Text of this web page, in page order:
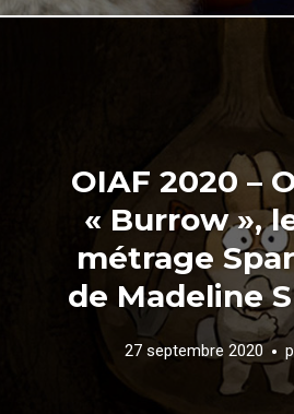
OIAF 2020 –
« Burrow »,
métrage
de Madeline
27 septembre 2020